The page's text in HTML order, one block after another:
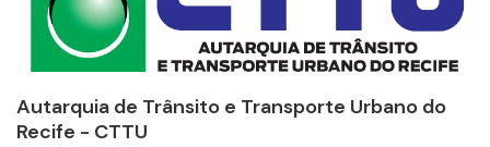
Autarquia de Trânsito e Transporte Urbano do
Recife - CTTU